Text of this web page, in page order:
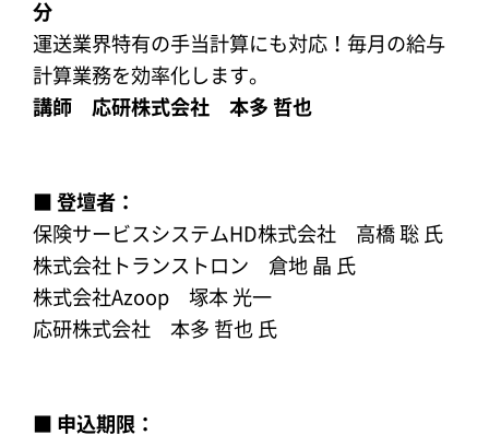
分
運送業界特有の手当計算にも対応！毎月の給与
計算業務を効率化します。
講師 応研株式会社 本多 哲也
■ 登壇者：
保険サービスシステムHD株式会社 高橋 聡 氏
株式会社トランストロン 倉地 晶 氏
株式会社Azoop 塚本 光一
応研株式会社 本多 哲也 氏
■ 申込期限：